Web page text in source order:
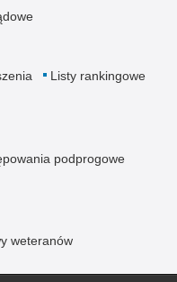
Listy rankingowe
podprogowe
weteranów